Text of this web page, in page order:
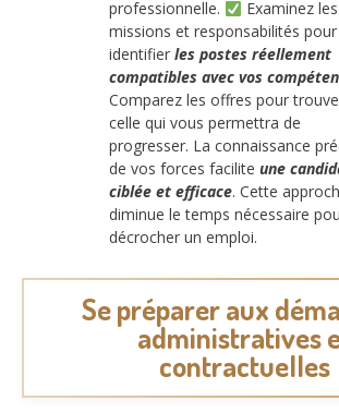
professionnelle.
Examinez les
missions et responsabilités pour
identifier les postes réellement
compatibles avec vos
Comparez les offres pour
celle qui vous permettra de
progresser. La connaissance
de vos forces facilite une
ciblée et efficace. Cette
diminue le temps nécessaire
décrocher un emploi.
Se préparer aux
administratives
contractuelles